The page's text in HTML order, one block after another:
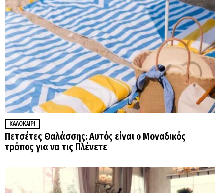
ΚΑΛΟΚΑΊΡΙ
Πετσέτες Θαλάσσης: Αυτός είναι ο Μοναδικός
τρόπος για να τις Πλένετε